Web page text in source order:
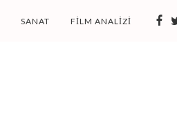
SANAT FILM ANALIZI